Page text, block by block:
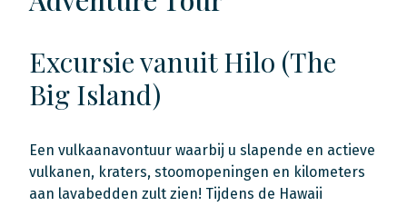
Excursie vanuit Hilo (The
Big Island)
Een vulkaanavontuur waarbij u slapende en actieve
vulkanen, kraters, stoomopeningen en kilometers
aan lavabedden zult zien! Tijdens de Hawaii